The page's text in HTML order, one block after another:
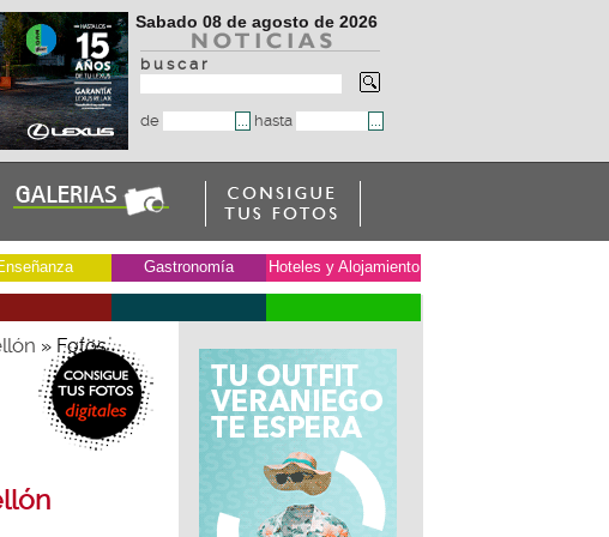
Sabado 08 de agosto de 2026
b u s c a r
de hasta
Gastronomía Hoteles y Alojamiento
» Fotos